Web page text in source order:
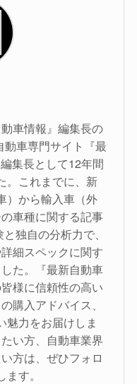
車情報』編集長の
車専門サイト『最
集長として12年間
。これまでに、新
）から輸入車（外
車種に関する記事
独自の分析力で、
細スペックに関す
た。『最新自動車
様に信頼性の高い
購入アドバイス、
魅力をお届けしま
い方、自動車業界
方は、ぜひフォロ
す。